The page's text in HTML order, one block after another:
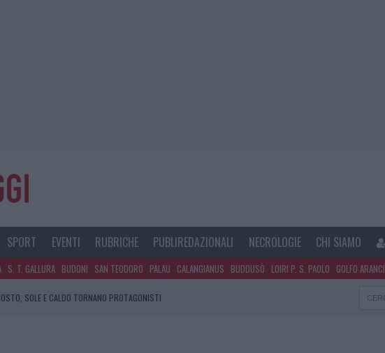
SPORT EVENTI RUBRICHE PUBLIREDAZIONALI NECROLOGIE CHI SIAMO
S. T. GALLURA BUDONI SAN TEODORO PALAU CALANGIANUS BUDDUSÒ LOIRI P. S. PAOLO GOLFO ARANCI
SOLE E CALDO TORNANO PROTAGONISTI